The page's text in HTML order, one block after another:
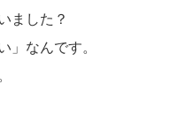
ました？
」なんです。